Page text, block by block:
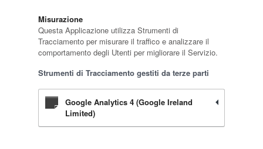
Misurazione
Questa Applicazione utilizza Strumenti di
Tracciamento per misurare il traffico e analizzare il
comportamento degli Utenti per migliorare il Servizio.
Strumenti di Tracciamento gestiti da terze parti
Google Analytics 4 (Google Ireland
Limited)